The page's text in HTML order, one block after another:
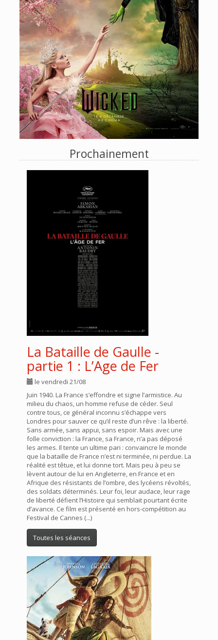
Prochainement
La Bataille de Gaulle -
partie 1 : L’Age de Fer
le vendredi 21/08
Juin 1940. La France s’effondre et signe l’armistice. Au
milieu du chaos, un homme refuse de céder. Seul
contre tous, ce général inconnu s’échappe vers
Londres pour sauver ce qu’il reste d’un rêve : la liberté.
Sans armée, sans appui, sans espoir. Mais avec une
folle conviction : la France, sa France, n’a pas déposé
les armes. Il tente un ultime pari : convaincre le monde
que la bataille de France n’est ni terminée, ni perdue. La
réalité est têtue, et lui donne tort. Mais peu à peu se
lèvent autour de lui en Angleterre, en France et en
Afrique des résistants de l’ombre, des lycéens révoltés,
des soldats déterminés. Leur foi, leur audace, leur rage
de liberté défient l’Histoire qui semblait pourtant écrite
d’avance. Ce film est présenté en hors-compétition au
Festival de Cannes (...)
Toutes les séances